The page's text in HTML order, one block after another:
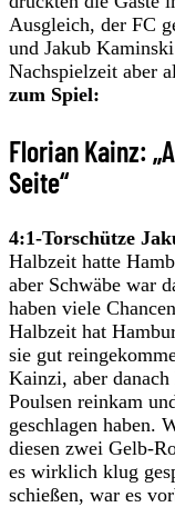
Ausgleich, der FC
und Jakub
Nachspielzeit aber
zum Spiel:
Florian Kainz:
Seite“
4:1-Torschütze
Halbzeit hatte
aber Schwäbe war
haben viele
Halbzeit hat
sie gut
Kainzi, aber
Poulsen reinkam
geschlagen haben.
diesen zwei Gelb-
es wirklich klug
schießen, war es